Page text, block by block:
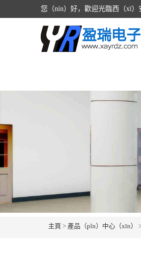
您（nín）好，歡迎光臨西（xī）
主頁 > 產品（pǐn）中心（xīn）